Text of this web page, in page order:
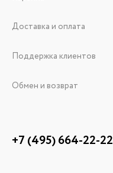
Доставка и оплата
Поддержка клиентов
Обмен и возврат
+7 (495) 664-22-22